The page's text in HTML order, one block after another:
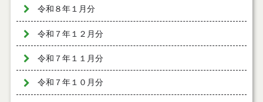
令和８年１月分
令和７年１２月分
令和７年１１月分
令和７年１０月分